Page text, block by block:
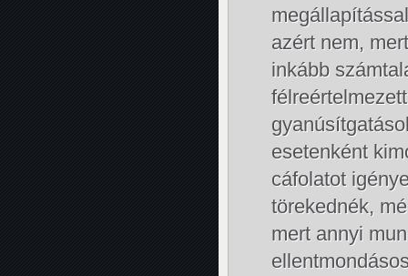
azért nem,
inkább
esetenként
cáfolatot
törekednék,
mert annyi